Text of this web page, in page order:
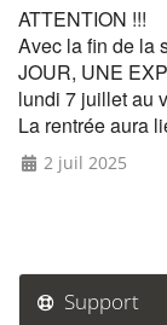
ATTENTION !!!
Avec la fin de la
JOUR, UNE
lundi 7 juillet au
La rentrée aura
2 juil 2025
Support